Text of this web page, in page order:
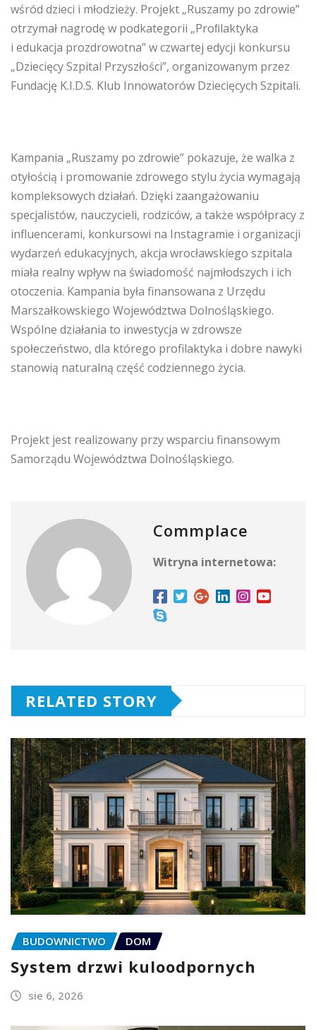
wśród dzieci i młodzieży. Projekt „Ruszamy po zdrowie”
otrzymał nagrodę w podkategorii „Proﬁlaktyka
i edukacja prozdrowotna” w czwartej edycji konkursu
„Dziecięcy Szpital Przyszłości”, organizowanym przez
Fundację K.I.D.S. Klub Innowatorów Dziecięcych Szpitali.
Kampania „Ruszamy po zdrowie” pokazuje, że walka z
otyłością i promowanie zdrowego stylu życia wymagają
kompleksowych działań. Dzięki zaangażowaniu
specjalistów, nauczycieli, rodziców, a także współpracy z
influencerami, konkursowi na Instagramie i organizacji
wydarzeń edukacyjnych, akcja wrocławskiego szpitala
miała realny wpływ na świadomość najmłodszych i ich
otoczenia. Kampania była finansowana z Urzędu
Marszałkowskiego Województwa Dolnośląskiego.
Wspólne działania to inwestycja w zdrowsze
społeczeństwo, dla którego profilaktyka i dobre nawyki
stanowią naturalną część codziennego życia.
Projekt jest realizowany przy wsparciu finansowym
Samorządu Województwa Dolnośląskiego.
Commplace
Witryna internetowa:
RELATED STORY
BUDOWNICTWO DOM
System drzwi kuloodpornych
sie 6, 2026